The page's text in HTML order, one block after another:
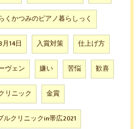
くかつみのピアノ暮らしっく
14日 入賞対策 仕上げ方
ヴェン 嫌い 苦悩 歓喜
リニック 金賞
ルクリニックin帯広2021